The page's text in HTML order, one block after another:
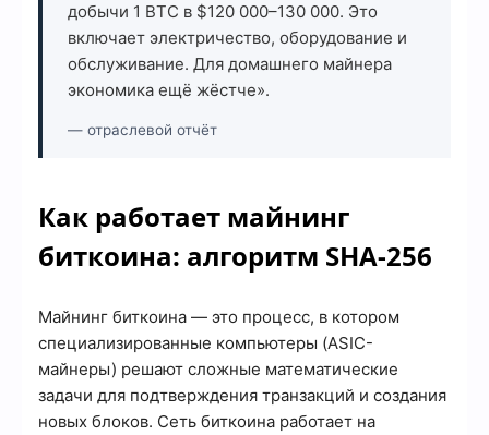
добычи 1 BTC в $120 000–130 000. Это
включает электричество, оборудование и
обслуживание. Для домашнего майнера
экономика ещё жёстче».
— отраслевой отчёт
Как работает майнинг
биткоина: алгоритм SHA-256
Майнинг биткоина — это процесс, в котором
специализированные компьютеры (ASIC-
майнеры) решают сложные математические
задачи для подтверждения транзакций и создания
новых блоков. Сеть биткоина работает на